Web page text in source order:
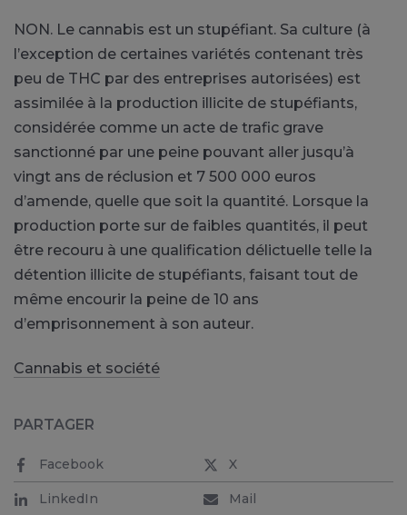
NON. Le cannabis est un stupéfiant. Sa culture (à
l’exception de certaines variétés contenant très
peu de THC par des entreprises autorisées) est
assimilée à la production illicite de stupéfiants,
considérée comme un acte de trafic grave
sanctionné par une peine pouvant aller jusqu’à
vingt ans de réclusion et 7 500 000 euros
d’amende, quelle que soit la quantité. Lorsque la
production porte sur de faibles quantités, il peut
être recouru à une qualification délictuelle telle la
détention illicite de stupéfiants, faisant tout de
même encourir la peine de 10 ans
d’emprisonnement à son auteur.
Cannabis et société
PARTAGER
Facebook X
LinkedIn Mail